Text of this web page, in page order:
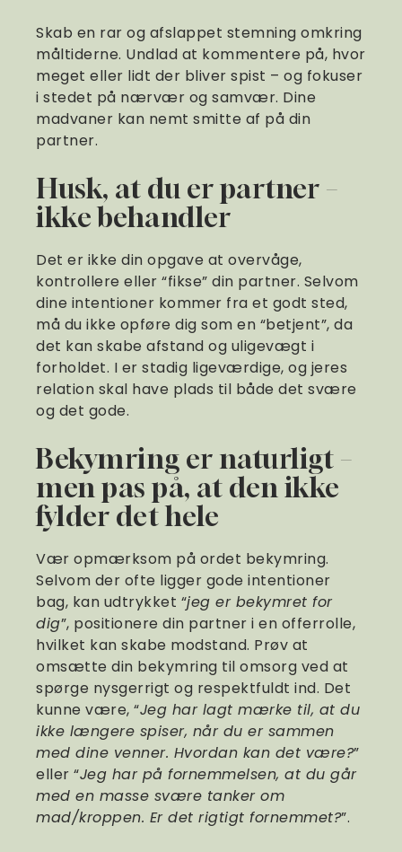
Skab en rar og afslappet stemning omkring
måltiderne. Undlad at kommentere på, hvor
meget eller lidt der bliver spist – og fokuser
i stedet på nærvær og samvær. Dine
madvaner kan nemt smitte af på din
partner.
Husk, at du er partner –
ikke behandler
Det er ikke din opgave at overvåge,
kontrollere eller “fikse” din partner. Selvom
dine intentioner kommer fra et godt sted,
må du ikke opføre dig som en “betjent”, da
det kan skabe afstand og uligevægt i
forholdet. I er stadig ligeværdige, og jeres
relation skal have plads til både det svære
og det gode.
Bekymring er naturligt –
men pas på, at den ikke
fylder det hele
Vær opmærksom på ordet bekymring.
Selvom der ofte ligger gode intentioner
bag, kan udtrykket “jeg er bekymret for
dig”, positionere din partner i en offerrolle,
hvilket kan skabe modstand. Prøv at
omsætte din bekymring til omsorg ved at
spørge nysgerrigt og respektfuldt ind. Det
kunne være, “Jeg har lagt mærke til, at du
ikke længere spiser, når du er sammen
med dine venner. Hvordan kan det være?”
eller “Jeg har på fornemmelsen, at du går
med en masse svære tanker om
mad/kroppen. Er det rigtigt fornemmet?”.